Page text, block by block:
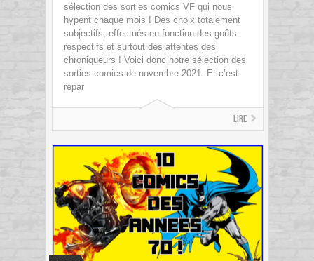
sélection des sorties comics VF qui nous
hypent chaque mois ! Des choix totalement
subjectifs, effectués en fonction des goûts
respectifs et surtout des attentes des
chroniqueurs ! Voici donc notre sélection des
sorties comics de novembre 2021. Et c’est
repar
Lire